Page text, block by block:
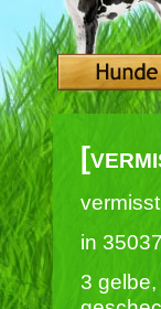
in
3